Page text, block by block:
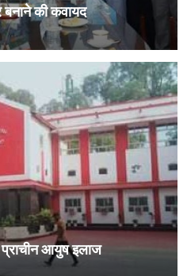
बनाने की कवायद
आयुष इलाज